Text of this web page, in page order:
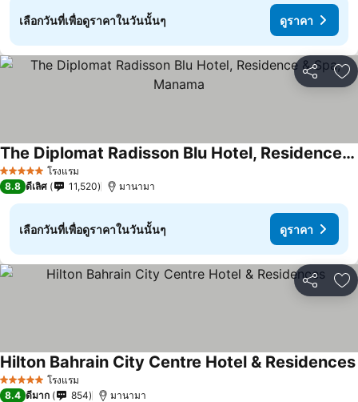
เลือกวันที่เพื่อดูราคาในวันนั้นๆ ดูราคา
แชร์ เ
5 ดาว โรงแรม
The Diplomat Radisson Blu Hotel, Residence & Spa, Manama
8.8 ดีเลิศ 11,520 มานามา
เลือกวันที่เพื่อดูราคาในวันนั้นๆ ดูราคา
แชร์ เ
5 ดาว โรงแรม
Hilton Bahrain City Centre Hotel & Residences
8.4 ดีมาก 854 มานามา